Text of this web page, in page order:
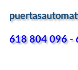
618 804 096-